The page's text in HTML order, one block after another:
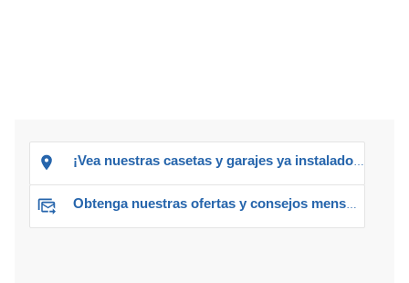
¡Vea nuestras casetas y garajes ya instalados!
Obtenga nuestras ofertas y consejos mensuales